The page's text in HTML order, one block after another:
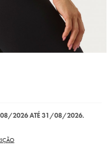
08/2026 ATÉ 31/08/2026.